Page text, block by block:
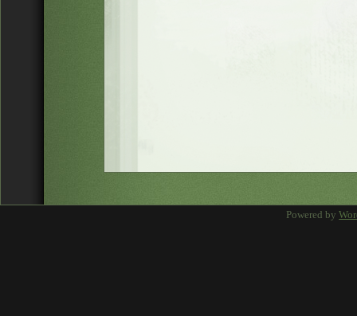
Powered by